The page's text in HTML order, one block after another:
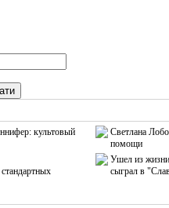
культовый
Светлана
помощи
Ушел из жизни
сыграл в